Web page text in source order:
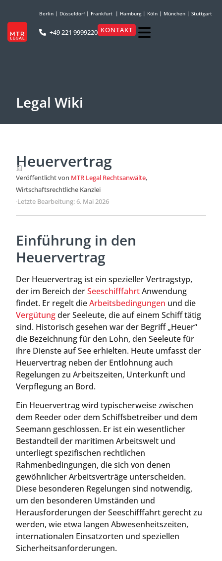
Berlin | Düsseldorf| Frankfurt | Hamburg| Köln | München | Stuttgart
+49 221 9999220 KONTAKT
Legal Wiki
Heuervertrag
Veröffentlicht von MTR Legal Rechtsanwälte,
Wirtschaftsrechtliche Kanzlei
·Letzte Bearbeitung: 6. Mai 2026
Einführung in den
Heuervertrag
Der Heuervertrag ist ein spezieller Vertragstyp,
der im Bereich derSeeschifffahrtAnwendung
findet. Er regelt dieArbeitsbedingungen und die
Vergütungder Seeleute, die auf einem Schiff tätig
sind. Historisch gesehen war der Begriff „Heuer“
die Bezeichnung für den Lohn, den Seeleute für
ihre Dienste auf See erhielten. Heute umfasst der
Heuervertrag neben der Entlohnung auch
Regelungen zu Arbeitszeiten, Unterkunft und
Verpflegung an Bord.
Ein Heuervertrag wird typischerweise zwischen
dem Reeder oder dem Schiffsbetreiber und dem
Seemann geschlossen. Er ist ein wesentlicher
Bestandteil der maritimen Arbeitswelt und
unterliegt spezifischen rechtlichen
Rahmenbedingungen, die sich von denen
gewöhnlicher Arbeitsverträge unterscheiden.
Diese besonderen Regelungen sind notwendig,
um den besonderen Umständen und
Herausforderungen der Seeschifffahrt gerecht zu
werden, wie etwa langen Abwesenheitszeiten,
internationalen Einsatzorten und speziellen
Sicherheitsanforderungen.